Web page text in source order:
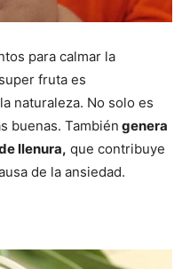
para calmar la
fruta es
naturaleza. No solo es
buenas. También genera
llenura, que contribuye
de la ansiedad.